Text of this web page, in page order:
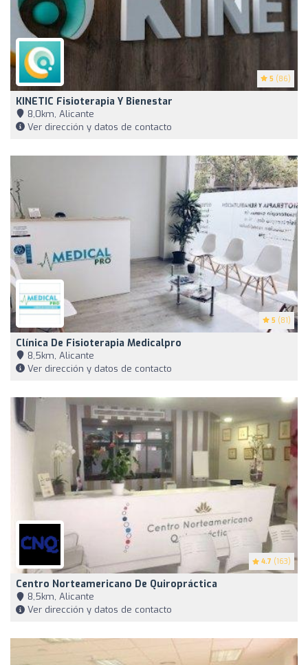
5 (86)
KINETIC Fisioterapia Y Bienestar
8,0km, Alicante
Ver dirección y datos de contacto
5 (81)
Clínica De Fisioterapia Medicalpro
8,5km, Alicante
Ver dirección y datos de contacto
4.7 (163)
Centro Norteamericano De Quiropráctica
8,5km, Alicante
Ver dirección y datos de contacto